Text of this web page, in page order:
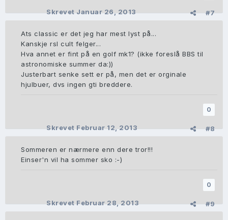
#7
SkrevetJanuar 26, 2013
Ats classic er det jeg har mest lyst på...
Kanskje rsl cult felger...
Hva annet er fint på en golf mk1? (ikke foreslå BBS til
astronomiske summer da:))
Justerbart senke sett er på, men det er orginale
hjulbuer, dvs ingen gti breddere.
0
#8
SkrevetFebruar 12, 2013
Sommeren er nærmere enn dere tror!!!
Einser'n vil ha sommer sko :-)
0
#9
SkrevetFebruar 28, 2013